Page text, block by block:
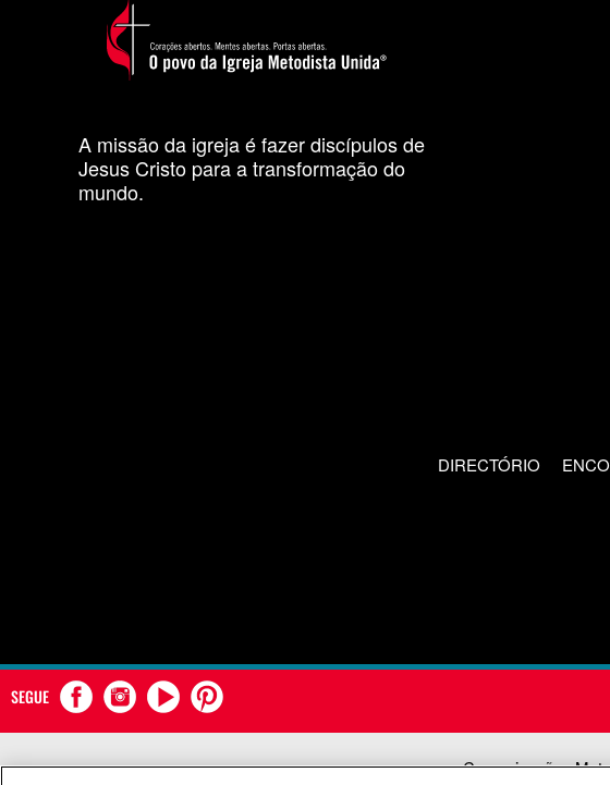
A missão da igreja é fazer discípulos de
Jesus Cristo para a transformação do
mundo.
DIRECTÓRIO
SEGUE
Comunicações